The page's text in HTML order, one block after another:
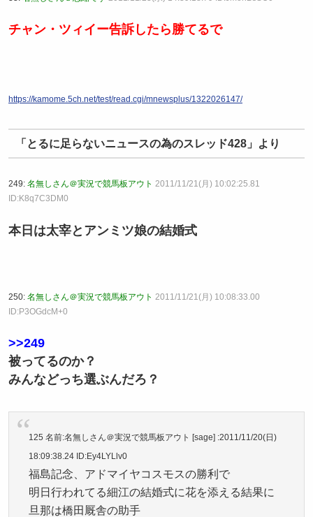
チャン・ツィイー告訴したら勝てるで
https://kamome.5ch.net/test/read.cgi/mnewsplus/1322026147/
「とるに足らないニュースの為のスレッド428」より
249: 名無しさん＠実況で競馬板アウト 2011/11/21(月) 10:02:25.81
ID:K8q7C3DM0
本日は太宰とアンミツ娘の結婚式
250: 名無しさん＠実況で競馬板アウト 2011/11/21(月) 10:08:33.00
ID:P3OGdcM+0
>>249
被ってるのか？
みんなどっち選ぶんだろ？
125 名前:名無しさん＠実況で競馬板アウト [sage] :2011/11/20(日)
18:09:38.24 ID:Ey4LYLlv0
福島記念、アドマイヤコスモスの勝利で
明日行われてる細江の結婚式に花を添える結果に
旦那は橋田厩舎の助手